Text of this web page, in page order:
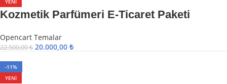
YENI
Kozmetik Parfümeri E-Ticaret Paketi
Opencart Temalar
22.500,00₺ 20.000,00 ₺
-11%
YENI